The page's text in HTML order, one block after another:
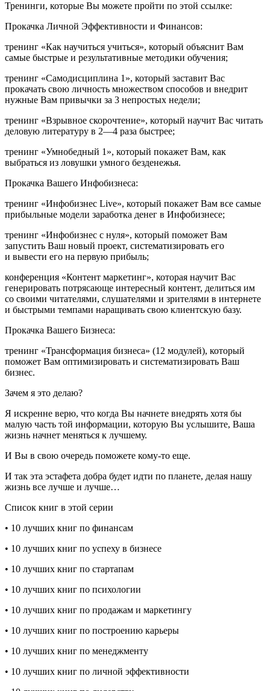
Тренинги, которые Вы можете пройти по этой ссылке:
Прокачка Личной Эффективности и Финансов:
тренинг «Как научиться учиться», который объяснит Вам
самые быстрые и результативные методики обучения;
тренинг «Самодисциплина 1 », который заставит Вас
прокачать свою личность множеством способов и внедрит
нужные Вам привычки за 3 непростых недели;
тренинг «Взрывное скорочтение», который научит Вас читать
деловую литературу в 2—4 раза быстрее;
тренинг «Умнобедный 1 », который покажет Вам, как
выбраться из ловушки умного безденежья.
Прокачка Вашего Инфобизнеса:
тренинг «Инфобизнес Live», который покажет Вам все самые
прибыльные модели заработка денег в Инфобизнесе;
тренинг «Инфобизнес с нуля», который поможет Вам
запустить Ваш новый проект, систематизировать его
и вывести его на первую прибыль;
конференция «Контент маркетинг», которая научит Вас
генерировать потрясающе интересный контент, делиться им
со своими читателями, слушателями и зрителями в интернете
и быстрыми темпами наращивать свою клиентскую базу.
Прокачка Вашего Бизнеса:
тренинг «Трансформация бизнеса» (12 модулей), который
поможет Вам оптимизировать и систематизировать Ваш
бизнес.
Зачем я это делаю?
Я искренне верю, что когда Вы начнете внедрять хотя бы
малую часть той информации, которую Вы услышите, Ваша
жизнь начнет меняться к лучшему.
И Вы в свою очередь поможете кому-то еще.
И так эта эстафета добра будет идти по планете, делая нашу
жизнь все лучше и лучше…
Список книг в этой серии
• 10 лучших книг по финансам
• 10 лучших книг по успеху в бизнесе
• 10 лучших книг по стартапам
• 10 лучших книг по психологии
• 10 лучших книг по продажам и маркетингу
• 10 лучших книг по построению карьеры
• 10 лучших книг по менеджменту
• 10 лучших книг по личной эффективности